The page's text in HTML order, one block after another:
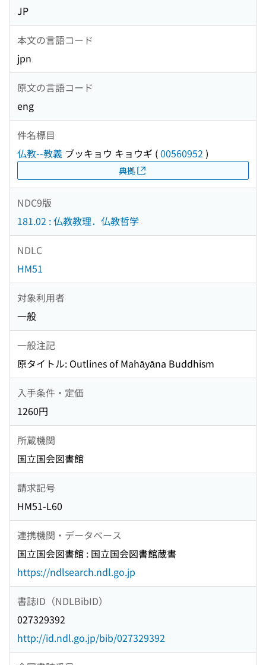
JP
本文の言語コード
jpn
原文の言語コード
eng
件名標目
仏教--教義 ブッキョウ キョウギ (00560952 )
典拠
NDC9版
181.02 : 仏教教理．仏教哲学
NDLC
HM51
対象利用者
一般
一般注記
原タイトル: Outlines of Mahāyāna Buddhism
入手条件・定価
1260円
所蔵機関
国立国会図書館
請求記号
HM51-L60
連携機関・データベース
国立国会図書館 : 国立国会図書館蔵書
https://ndlsearch.ndl.go.jp
書誌ID（NDLBibID）
027329392
http://id.ndl.go.jp/bib/027329392